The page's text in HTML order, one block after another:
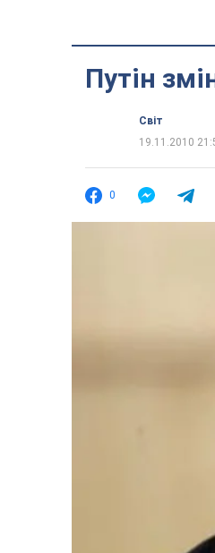
Путін
Світ
19.11.2010
0